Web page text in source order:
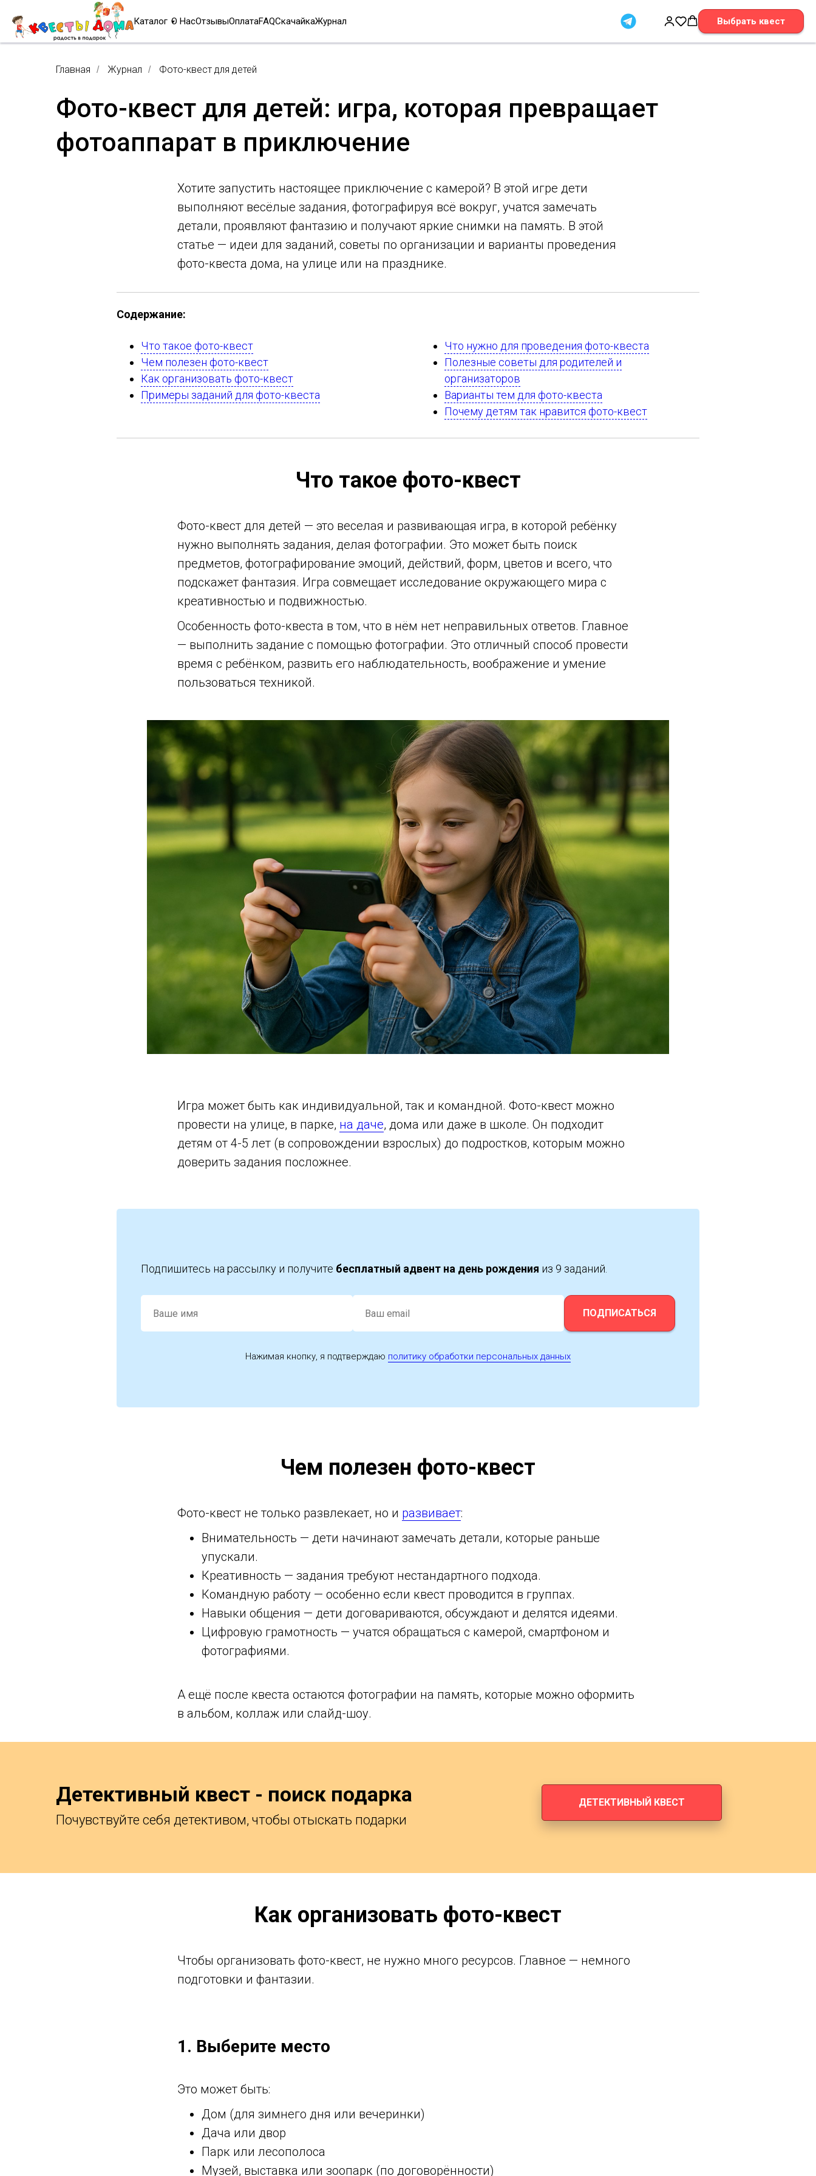
Каталог О НасОтзывыОплатаFAQСкачайкаЖурнал Выбрать квест
Главная / Журнал / Фото-квест для детей
Фото-квест для детей: игра, которая превращает
фотоаппарат в приключение
Хотите запустить настоящее приключение с камерой? В этой игре дети
выполняют весёлые задания, фотографируя всё вокруг, учатся замечать
детали, проявляют фантазию и получают яркие снимки на память. В этой
статье — идеи для заданий, советы по организации и варианты проведения
фото-квеста дома, на улице или на празднике.
Содержание:
Что такое фото-квест
Чем полезен фото-квест
Как организовать фото-квест
Примеры заданий для фото-квеста
Что нужно для проведения фото-квеста
Полезные советы для родителей и
организаторов
Варианты тем для фото-квеста
Почему детям так нравится фото-квест
Что такое фото-квест
Фото-квест для детей — это веселая и развивающая игра, в которой ребёнку
нужно выполнять задания, делая фотографии. Это может быть поиск
предметов, фотографирование эмоций, действий, форм, цветов и всего, что
подскажет фантазия. Игра совмещает исследование окружающего мира с
креативностью и подвижностью.
Особенность фото-квеста в том, что в нём нет неправильных ответов. Главное
— выполнить задание с помощью фотографии. Это отличный способ провести
время с ребёнком, развить его наблюдательность, воображение и умение
пользоваться техникой.
Игра может быть как индивидуальной, так и командной. Фото-квест можно
провести на улице, в парке, на даче, дома или даже в школе. Он подходит
детям от 4-5 лет (в сопровождении взрослых) до подростков, которым можно
доверить задания посложнее.
Подпишитесь на рассылку и получите бесплатный адвент на день рождения из 9 заданий.
ПОДПИСАТЬСЯ
Нажимая кнопку, я подтверждаю политику обработки персональных данных
Чем полезен фото-квест
Фото-квест не только развлекает, но и развивает:
Внимательность — дети начинают замечать детали, которые раньше
упускали.
Креативность — задания требуют нестандартного подхода.
Командную работу — особенно если квест проводится в группах.
Навыки общения — дети договариваются, обсуждают и делятся идеями.
Цифровую грамотность — учатся обращаться с камерой, смартфоном и
фотографиями.
А ещё после квеста остаются фотографии на память, которые можно оформить
в альбом, коллаж или слайд-шоу.
Детективный квест - поиск подарка
Почувствуйте себя детективом, чтобы отыскать подарки
ДЕТЕКТИВНЫЙ КВЕСТ
Как организовать фото-квест
Чтобы организовать фото-квест, не нужно много ресурсов. Главное — немного
подготовки и фантазии.
1. Выберите место
Это может быть:
Дом (для зимнего дня или вечеринки)
Дача или двор
Парк или лесополоса
Музей, выставка или зоопарк (по договорённости)